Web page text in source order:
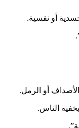
أو نفسية.
أو الرمل.
الناس.